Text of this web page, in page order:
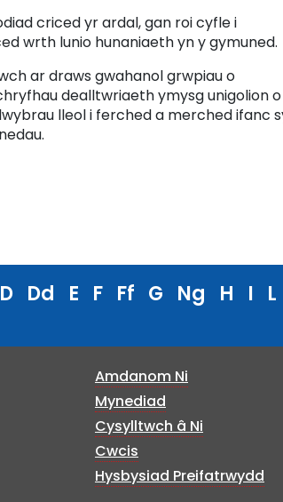
criced yr ardal, gan roi cyfle i
wrth lunio hunaniaeth yn y gymuned.
ar draws gwahanol grwpiau o
dealltwriaeth ymysg unigolion o
lleol i ferched a merched ifanc
D Dd E F Ff G Ng H I L
Amdanom Ni
Mynediad
Cysylltwch â Ni
Cwcis
Hysbysiad Preifatrwydd